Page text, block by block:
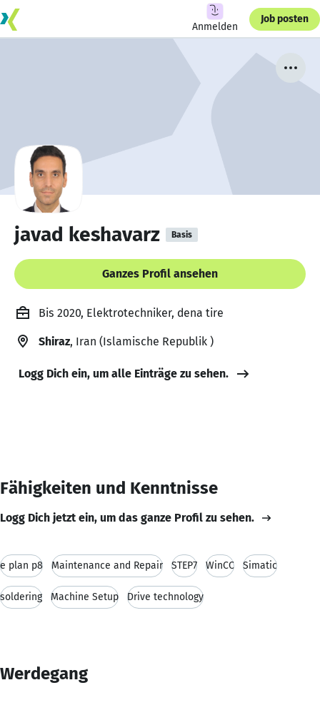
Anmelden
Job posten
javad keshavarz Basis
Ganzes Profil ansehen
Bis 2020, Elektrotechniker, dena tire
Shiraz, Iran (Islamische Republik )
Logg Dich ein, um alle Einträge zu sehen.
Fähigkeiten und Kenntnisse
Logg Dich jetzt ein, um das ganze Profil zu sehen.
e plan p8 Maintenance and Repair STEP7 WinCC Simatic
soldering Machine Setup Drive technology
Werdegang